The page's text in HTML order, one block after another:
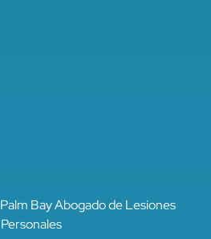
Palm Bay Abogado de Lesiones
Personales